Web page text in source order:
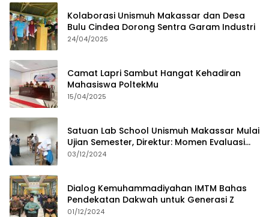
Kolaborasi Unismuh Makassar dan Desa
Bulu Cindea Dorong Sentra Garam Industri
24/04/2025
Camat Lapri Sambut Hangat Kehadiran
Mahasiswa PoltekMu
15/04/2025
Satuan Lab School Unismuh Makassar Mulai
Ujian Semester, Direktur: Momen Evaluasi
Proses Pembelajaran
03/12/2024
Dialog Kemuhammadiyahan IMTM Bahas
Pendekatan Dakwah untuk Generasi Z
01/12/2024